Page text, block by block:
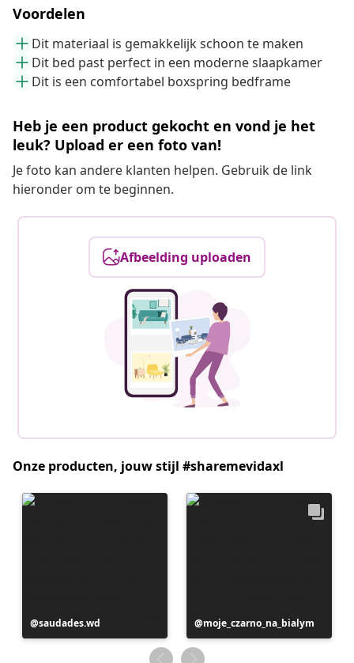
Voordelen
Dit materiaal is gemakkelijk schoon te maken
Dit bed past perfect in een moderne slaapkamer
Dit is een comfortabel boxspring bedframe
Heb je een product gekocht en vond je het
leuk? Upload er een foto van!
Je foto kan andere klanten helpen. Gebruik de link
hieronder om te beginnen.
Afbeelding uploaden
Onze producten, jouw stijl #sharemevidaxl
Bericht
gepubliceerd
saudades.wd
Bericht
gepubliceerd
door
moje_czarno_na_bialym